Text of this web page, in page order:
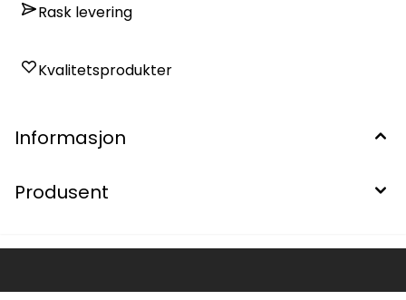
Rask levering
Kvalitetsprodukter
Informasjon
Produsent